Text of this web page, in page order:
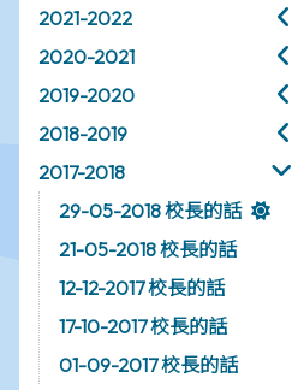
2021-2022
2020-2021
2019-2020
2018-2019
2017-2018
29-05-2018 校長的話
21-05-2018 校長的話
12-12-2017 校長的話
17-10-2017 校長的話
01-09-2017 校長的話